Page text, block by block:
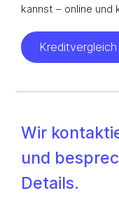
kannst – online und
Wir
und
Details.